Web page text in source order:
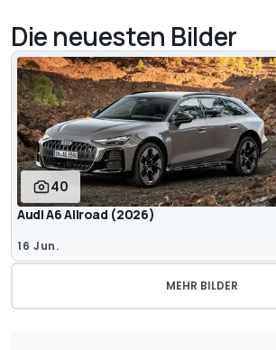
Die neuesten Bilder
40
Audi A6 Allroad (2026)
16 Jun.
MEHR BILDER